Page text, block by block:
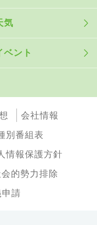
気
ベント
会社情報
別番組表
情報保護方針
会的勢力排除
請